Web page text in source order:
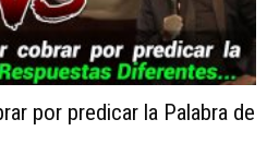
por predicar la Palabra de